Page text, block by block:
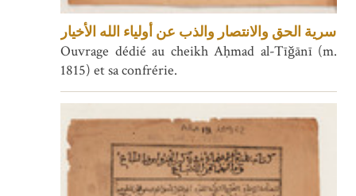
سرية الحق والانتصار والذب عن أولياء الله الأخيار
Ouvrage dédié au cheikh Aḥmad al-Tīǧānī (m.
1815) et sa confrérie.